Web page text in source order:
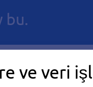
bu.
ve veri